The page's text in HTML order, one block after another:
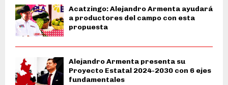
Acatzingo: Alejandro Armenta ayudará
a productores del campo con esta
propuesta
Alejandro Armenta presenta su
Proyecto Estatal 2024-2030 con 6 ejes
fundamentales